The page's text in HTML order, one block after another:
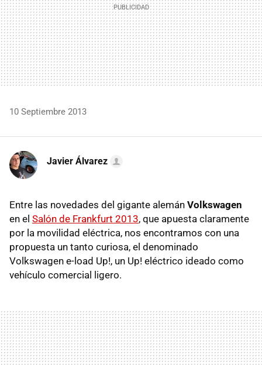
10 Septiembre 2013
Javier Álvarez
Entre las novedades del gigante alemán Volkswagen
en el Salón de Frankfurt 2013, que apuesta claramente
por la movilidad eléctrica, nos encontramos con una
propuesta un tanto curiosa, el denominado
Volkswagen e-load Up!, un Up! eléctrico ideado como
vehículo comercial ligero.